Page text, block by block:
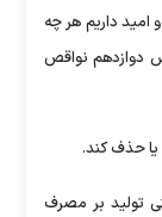
امید داریم هر چه
مجلس دوازدهم نواقص
یا حذف کند.
تولید بر مصرف